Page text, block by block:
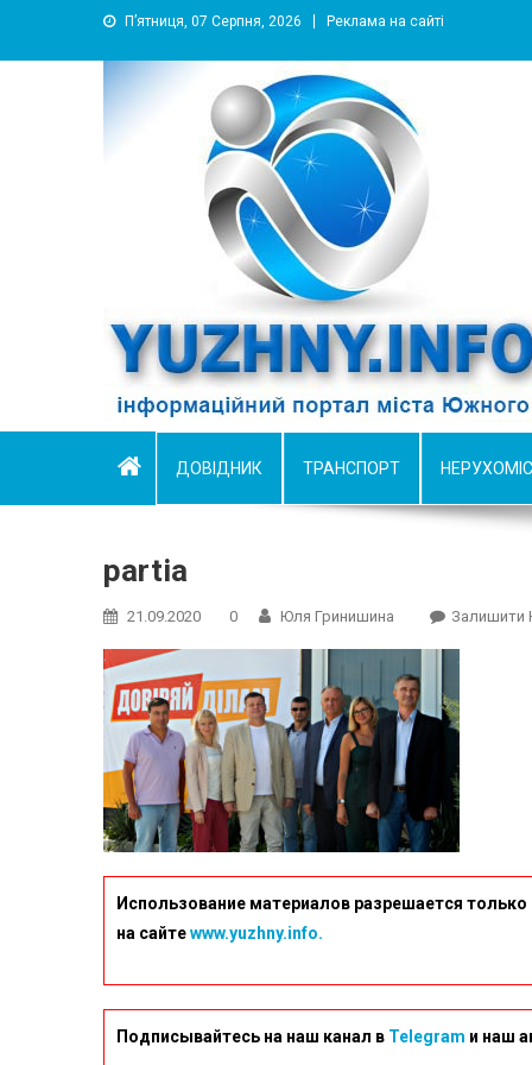
П’ятниця, 07 Серпня, 2026 Реклама на сайті
YUZHNY.INFO
информационный портал города Южный
ДОВІДНИК ТРАНСПОРТ
partia
21.09.2020 0 Юля Гринишина Залишити
Использование материалов разрешается
на сайтеwww.yuzhny.info.
Подписывайтесь на наш канал в Telegram и наш